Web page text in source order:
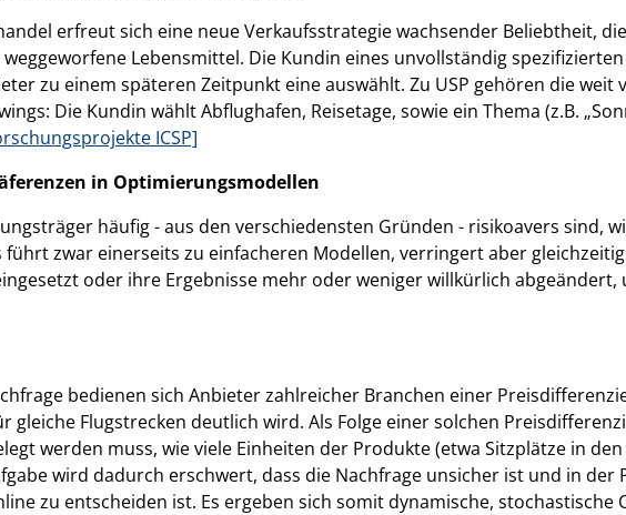
erfreut sich eine neue Verkaufsstrategie wachsender Beliebtheit,
Lebensmittel. Die Kundin eines unvollständig
zu einem späteren Zeitpunkt eine auswählt. Zu USP gehören die
Die Kundin wählt Abflughafen, Reisetage, sowie ein Thema (z.B.
ICSP]
in Optimierungsmodellen
häufig - aus den verschiedensten Gründen - risikoavers sind,
zwar einerseits zu einfacheren Modellen, verringert aber
oder ihre Ergebnisse mehr oder weniger willkürlich
bedienen sich Anbieter zahlreicher Branchen einer
gleiche Flugstrecken deutlich wird. Als Folge einer solchen
werden muss, wie viele Einheiten der Produkte (etwa Sitzplätze in
wird dadurch erschwert, dass die Nachfrage unsicher ist und in
zu entscheiden ist. Es ergeben sich somit dynamische,